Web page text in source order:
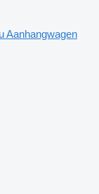
Aanhangwagen